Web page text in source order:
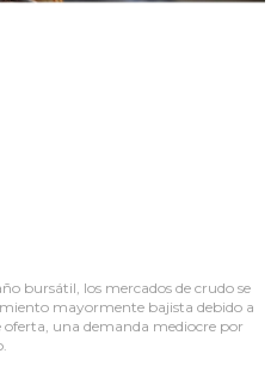
bursátil, los mercados de crudo se
mayormente bajista debido a
oferta, una demanda mediocre por